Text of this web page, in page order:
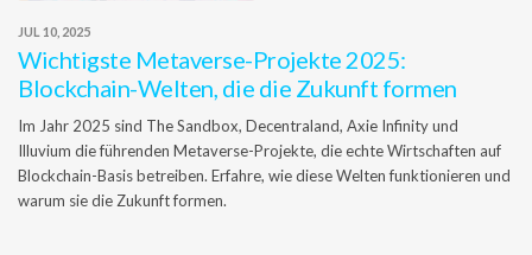
JUL 10, 2025
Wichtigste Metaverse-Projekte 2025:
Blockchain-Welten, die die Zukunft formen
Im Jahr 2025 sind The Sandbox, Decentraland, Axie Infinity und
Illuvium die führenden Metaverse-Projekte, die echte Wirtschaften auf
Blockchain-Basis betreiben. Erfahre, wie diese Welten funktionieren und
warum sie die Zukunft formen.